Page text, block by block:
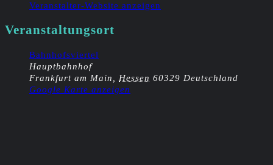
Veranstalter-Website anzeigen
Veranstaltungsort
Bahnhofsviertel
Hauptbahnhof
Frankfurt am Main
Hessen 60329 Deutschland
Google Karte anzeigen